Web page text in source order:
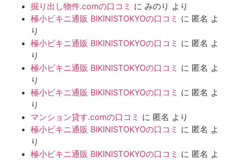
掘り出し物件.comの口コミ に みのり より
極小ビキニ通販 BIKINISTOKYOの口コミ に 匿名 よ
り
極小ビキニ通販 BIKINISTOKYOの口コミ に 匿名 よ
り
極小ビキニ通販 BIKINISTOKYOの口コミ に 匿名 よ
り
極小ビキニ通販 BIKINISTOKYOの口コミ に 匿名 よ
り
マンション貸す.comの口コミ に 匿名 より
極小ビキニ通販 BIKINISTOKYOの口コミ に 匿名 よ
り
極小ビキニ通販 BIKINISTOKYOの口コミ に 匿名 よ